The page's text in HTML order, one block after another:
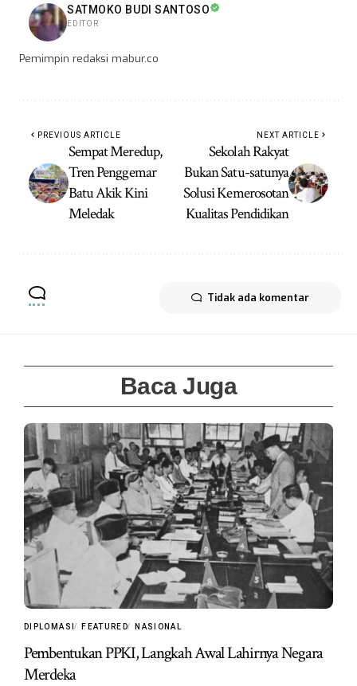
SATMOKO BUDI SANTOSO
EDITOR
Pemimpin redaksi mabur.co
PREVIOUS ARTICLE
Sempat Meredup,
Tren Penggemar
Batu Akik Kini
Meledak
NEXT ARTICLE
Sekolah Rakyat
Bukan Satu-satunya
Solusi Kemerosotan
Kualitas Pendidikan
Tidak ada komentar
Baca Juga
DIPLOMASI FEATURED NASIONAL
Pembentukan PPKI, Langkah Awal Lahirnya Negara
Merdeka